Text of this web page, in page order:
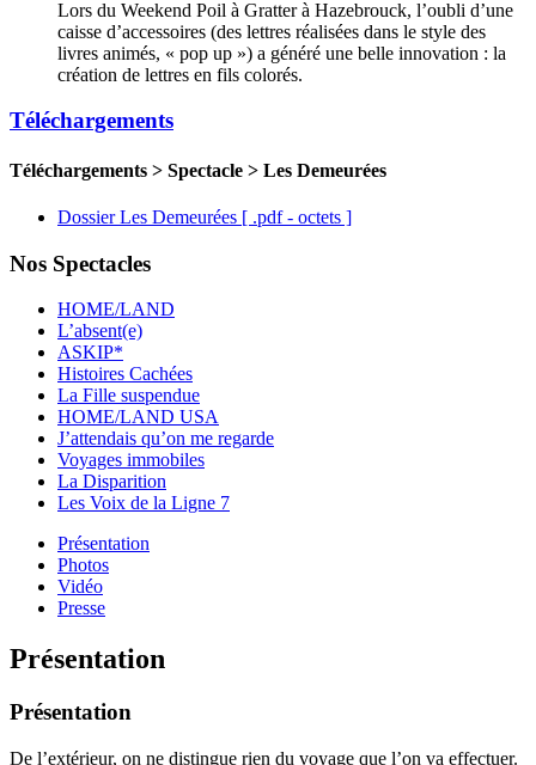
Lors du Weekend Poil à Gratter à Hazebrouck, l’oubli d’une
caisse d’accessoires (des lettres réalisées dans le style des
livres animés, « pop up ») a généré une belle innovation : la
création de lettres en fils colorés.
Téléchargements
Téléchargements > Spectacle > Les Demeurées
Dossier Les Demeurées [ .pdf - octets ]
Nos Spectacles
HOME/LAND
L’absent(e)
ASKIP*
Histoires Cachées
La Fille suspendue
HOME/LAND USA
J’attendais qu’on me regarde
Voyages immobiles
La Disparition
Les Voix de la Ligne 7
Présentation
Photos
Vidéo
Presse
Présentation
Présentation
De l’extérieur, on ne distingue rien du voyage que l’on va effectuer.